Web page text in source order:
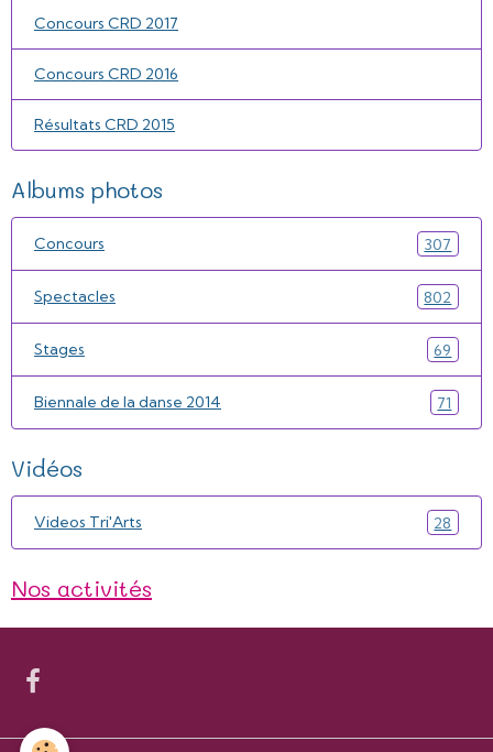
Concours CRD 2017
Concours CRD 2016
Résultats CRD 2015
Albums photos
Concours 307
Spectacles 802
Stages 69
Biennale de la danse 2014 71
Vidéos
Videos Tri'Arts 28
Nos activités